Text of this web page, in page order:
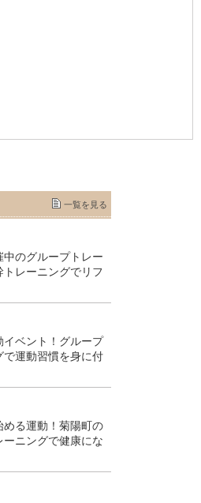
一覧を見る
中のグループトレー
トレーニングでリフ
イベント！グループ
で運動習慣を身に付
める運動！菊陽町の
ーニングで健康にな